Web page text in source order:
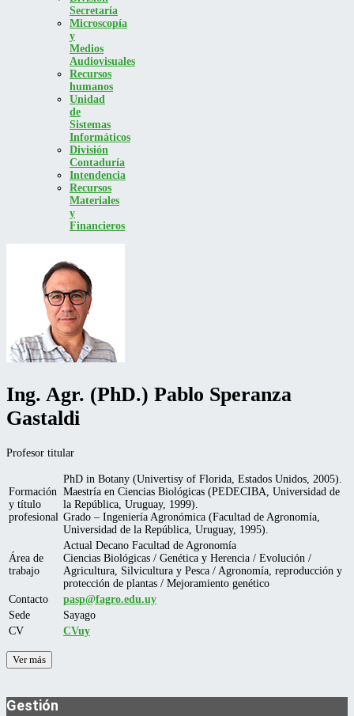
Secretaría
Microscopía
y
Medios
Audiovisuales
Recursos
humanos
Unidad
de
Sistemas
Informáticos
División
Contaduría
Intendencia
Recursos
Materiales
y
Financieros
Ing. Agr. (PhD.) Pablo Speranza
Gastaldi
Profesor titular
Formación
y título
profesional
PhD in Botany (Univertisy of Florida, Estados Unidos, 2005).
Maestría en Ciencias Biológicas (PEDECIBA, Universidad de
la República, Uruguay, 1999).
Grado – Ingeniería Agronómica (Facultad de Agronomía,
Universidad de la República, Uruguay, 1995).
Área de
trabajo
Actual Decano Facultad de Agronomía
Ciencias Biológicas / Genética y Herencia / Evolución /
Agricultura, Silvicultura y Pesca / Agronomía, reproducción y
protección de plantas / Mejoramiento genético
Contacto
pasp@fagro.edu.uy
Sede
Sayago
CV
CVuy
Ver más
Gestión